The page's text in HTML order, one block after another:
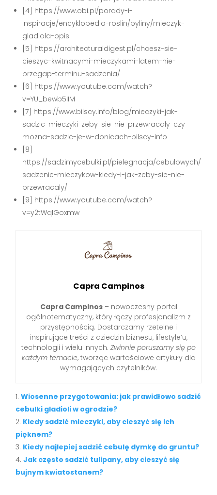
[4] https://www.obi.pl/porady-i-
inspiracje/encyklopedia-roslin/byliny/mieczyk-
gladiola-opis
[5] https://architecturaldigest.pl/chcesz-sie-
cieszyc-kwitnacymi-mieczykami-latem-nie-
przegap-terminu-sadzenia/
[6] https://www.youtube.com/watch?
v=YU_bewb5IIM
[7] https://www.bilscy.info/blog/mieczyki-jak-
sadzic-mieczyki-zeby-sie-nie-przewracaly-czy-
mozna-sadzic-je-w-donicach-bilscy-info
[8]
https://sadzimycebulki.pl/pielegnacja/cebulowych/
sadzenie-mieczykow-kiedy-i-jak-zeby-sie-nie-
przewracaly/
[9] https://www.youtube.com/watch?
v=y2tWqIGoxmw
Capra Campinos
Capra Campinos– nowoczesny portal
ogólnotematyczny, który łączy profesjonalizm z
przystępnością. Dostarczamy rzetelne i
inspirujące treści z dziedzin biznesu, lifestyle’u,
technologii i wielu innych. Zwinnie poruszamy się po
każdym temacie, tworząc wartościowe artykuły dla
wymagających czytelników.
Wiosenne przygotowania: jak prawidłowo sadzić
cebulki gladioli w ogrodzie?
Kiedy sadzić mieczyki, aby cieszyć się ich
pięknem?
Kiedy najlepiej sadzić cebulę dymkę do gruntu?
Jak często sadzić tulipany, aby cieszyć się
bujnym kwiatostanem?